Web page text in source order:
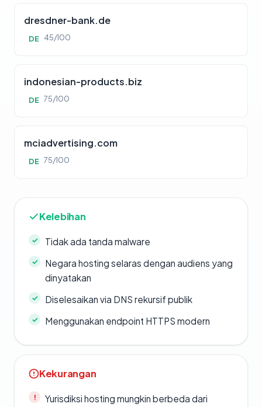
dresdner-bank.de
DE 45/100
indonesian-products.biz
DE 75/100
mciadvertising.com
DE 75/100
Kelebihan
Tidak ada tanda malware
Negara hosting selaras dengan audiens yang
dinyatakan
Diselesaikan via DNS rekursif publik
Menggunakan endpoint HTTPS modern
Kekurangan
Yurisdiksi hosting mungkin berbeda dari